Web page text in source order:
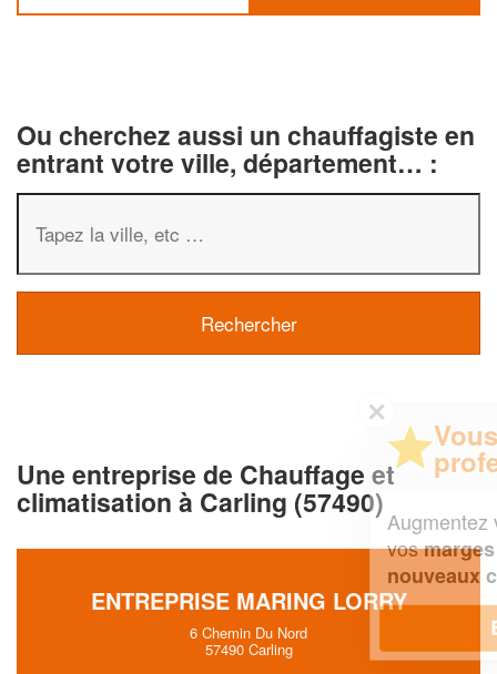
Ou cherchez aussi un chauffagiste en
entrant votre ville, département… :
Une entreprise de Chauffage et
climatisation à Carling (57490)
ENTREPRISE MARING LORRY
6 Chemin Du Nord
57490 Carling
professionnel ?
Augmentez votrechiffre d'affaireset
vosmargestout en gagnant de
En savoir plus